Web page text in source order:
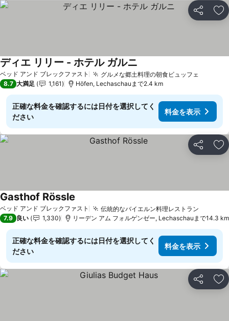
シェア お
ベッド アンド ブレックファスト グルメな郷土料理の朝食ビュッフェ
ディエ リリー - ホテル ガルニ
8.7 大満足 1,161 Höfen, Lechaschauまで2.4 km
正確な料金を確認するには日付を選択してく
ださい
料金を表示
シェア お
ベッド アンド ブレックファスト 伝統的なバイエルン料理レストラン
Gasthof Rössle
7.9 良い 1,330 リーデン アム フォルゲンゼー, Lechaschauまで14.3 km
正確な料金を確認するには日付を選択してく
ださい
料金を表示
シェア お